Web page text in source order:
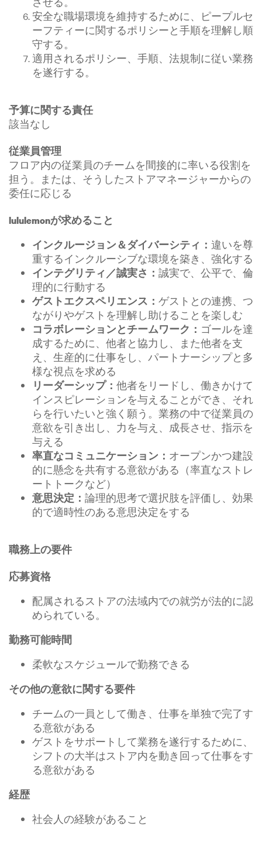
安全な職場環境を維持するために、ピープルセ
ーフティーに関するポリシーと手順を理解し順
守する。
適用されるポリシー、手順、法規制に従い業務
を遂行する。
予算に関する責任
該当なし
従業員管理
フロア内の従業員のチームを間接的に率いる役割を
担う。または、そうしたストアマネージャーからの
委任に応じる
lululemonが求めること
インクルージョン＆ダイバーシティ： 違いを尊
重するインクルーシブな環境を築き、強化する
インテグリティ／誠実さ： 誠実で、公平で、倫
理的に行動する
ゲストエクスペリエンス： ゲストとの連携、つ
ながりやゲストを理解し助けることを楽しむ
コラボレーションとチームワーク： ゴールを達
成するために、他者と協力し、また他者を支
え、生産的に仕事をし、パートナーシップと多
様な視点を求める
リーダーシップ： 他者をリードし、働きかけて
インスピレーションを与えることができ、それ
らを行いたいと強く願う。業務の中で従業員の
意欲を引き出し、力を与え、成長させ、指示を
与える
率直なコミュニケーション： オープンかつ建設
的に懸念を共有する意欲がある（率直なストレ
ートトークなど）
意思決定： 論理的思考で選択肢を評価し、効果
的で適時性のある意思決定をする
職務上の要件
応募資格
配属されるストアの法域内での就労が法的に認
められている。
勤務可能時間
柔軟なスケジュールで勤務できる
その他の意欲に関する要件
チームの一員として働き、仕事を単独で完了す
る意欲がある
ゲストをサポートして業務を遂行するために、
シフトの大半はストア内を動き回って仕事をす
る意欲がある
経歴
社会人の経験があること